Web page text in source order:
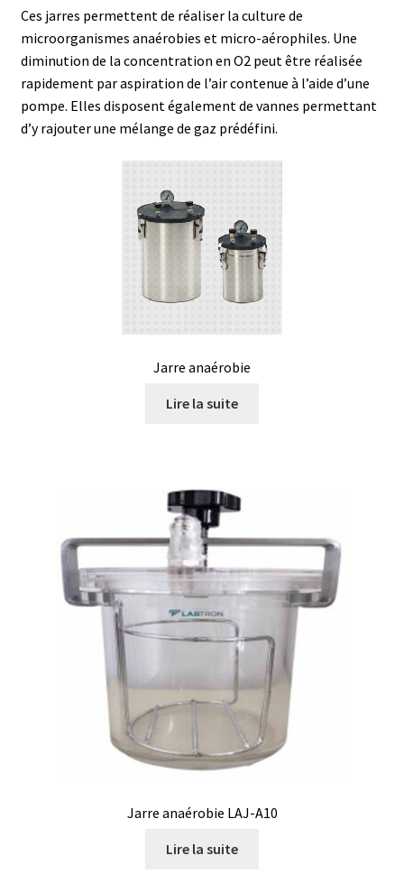
Agitation – Moteur
Agitation-Accessoires
Analyse de composés chimiques
Analyse des allergènes
Analyse microbiologique
Appareils de laboratoire
Appareils de laboratoire d’occasion
Armoires antidéflagrantes EX
Automation avec Labvision
Automatisation avec Lea
Bain-marie et thermostat
Ces jarres permettent de réaliser la culture de
microorganismes anaérobies et micro-aérophiles. Une
diminution de la concentration en O2 peut être réalisée
rapidement par aspiration de l’air contenue à l’aide d’une
pompe. Elles disposent également de vannes permettant
d’y rajouter une mélange de gaz prédéfini.
Jarre anaérobie
Lire la suite
Jarre anaérobie LAJ-A10
Lire la suite